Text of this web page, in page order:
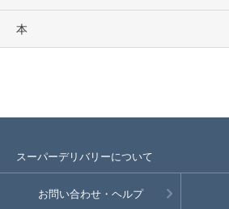
本
スーパーデリバリーについて
お問い合わせ・ヘルプ